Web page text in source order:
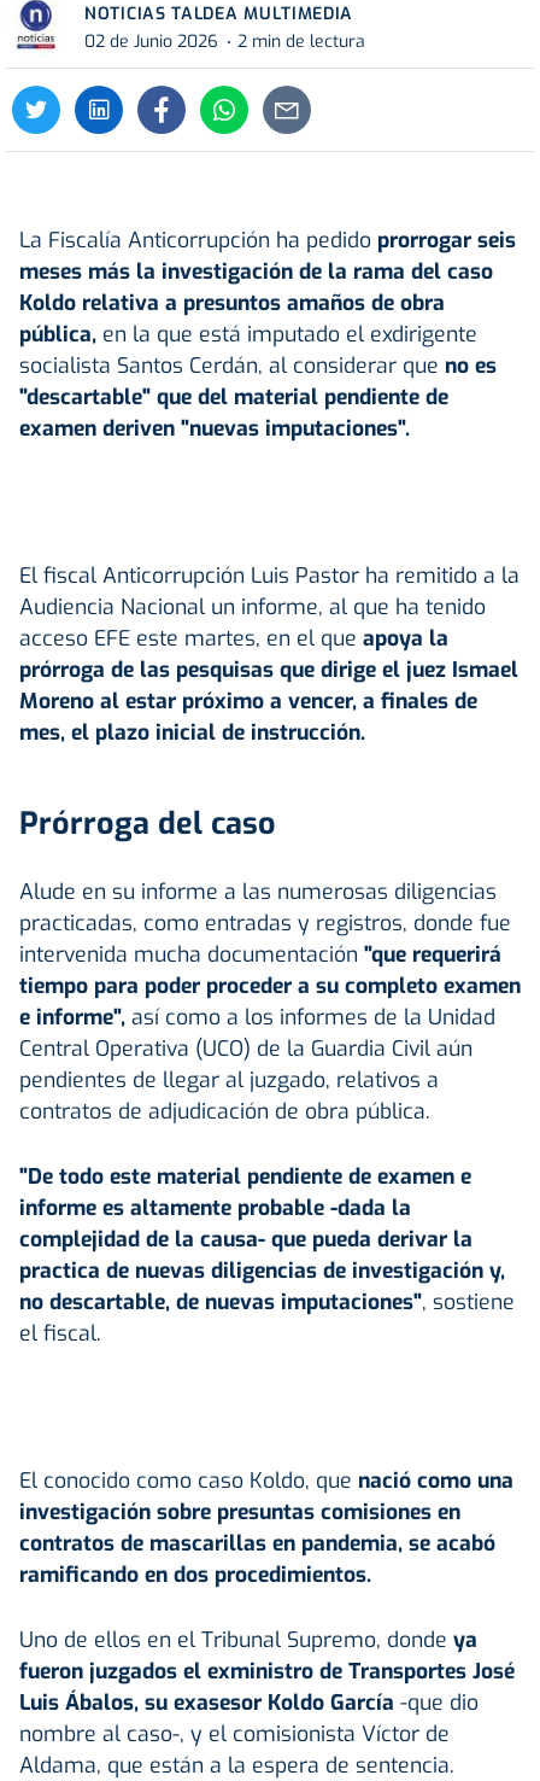
NOTICIAS TALDEA MULTIMEDIA
02 de Junio 2026
2 min de lectura
La Fiscalía Anticorrupción ha pedido prorrogar seis
meses más la investigación de la rama del caso
Koldo relativa a presuntos amaños de obra
pública, en la que está imputado el exdirigente
socialista Santos Cerdán, al considerar que no es
"descartable" que del material pendiente de
examen deriven "nuevas imputaciones".
El fiscal Anticorrupción Luis Pastor ha remitido a la
Audiencia Nacional un informe, al que ha tenido
acceso EFE este martes, en el que apoya la
prórroga de las pesquisas que dirige el juez Ismael
Moreno al estar próximo a vencer, a finales de
mes, el plazo inicial de instrucción.
Prórroga del caso
Alude en su informe a las numerosas diligencias
practicadas, como entradas y registros, donde fue
intervenida mucha documentación "que requerirá
tiempo para poder proceder a su completo examen
e informe", así como a los informes de la Unidad
Central Operativa (UCO) de la Guardia Civil aún
pendientes de llegar al juzgado, relativos a
contratos de adjudicación de obra pública.
"De todo este material pendiente de examen e
informe es altamente probable -dada la
complejidad de la causa- que pueda derivar la
practica de nuevas diligencias de investigación y,
no descartable, de nuevas imputaciones", sostiene
el fiscal.
El conocido como caso Koldo, que nació como una
investigación sobre presuntas comisiones en
contratos de mascarillas en pandemia, se acabó
ramificando en dos procedimientos.
Uno de ellos en el Tribunal Supremo, donde ya
fueron juzgados el exministro de Transportes José
Luis Ábalos, su exasesor Koldo García -que dio
nombre al caso-, y el comisionista Víctor de
Aldama, que están a la espera de sentencia.